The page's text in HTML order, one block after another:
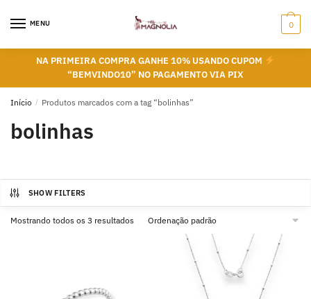
MENU 0
NA PRIMEIRA COMPRA GANHE 10% USANDO CUPOM
“BEMVINDO10” NO PAGAMENTO VIA PIX
Início / Produtos marcados com a tag “bolinhas”
bolinhas
SHOW FILTERS
Mostrando todos os 3 resultados